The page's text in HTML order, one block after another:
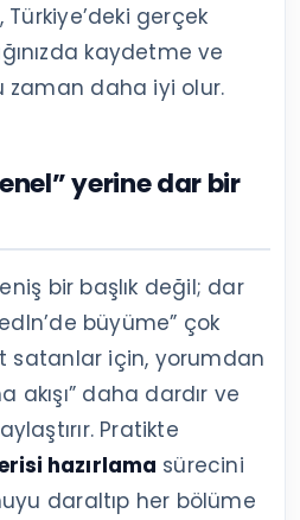
gerçek
kaydetme ve
zaman daha iyi olur.
yerine dar bir
bir başlık değil; dar
büyüme” çok
satanlar için, yorumdan
akışı” daha dardır ve
Pratikte
hazırlama sürecini
daraltıp her bölüme